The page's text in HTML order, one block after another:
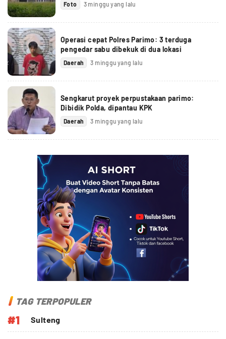
Foto 3 minggu yang lalu
Operasi cepat Polres Parimo: 3 terduga
pengedar sabu dibekuk di dua lokasi
Daerah 3 minggu yang lalu
Sengkarut proyek perpustakaan parimo:
Dibidik Polda, dipantau KPK
Daerah 3 minggu yang lalu
TAG TERPOPULER
#1 Sulteng